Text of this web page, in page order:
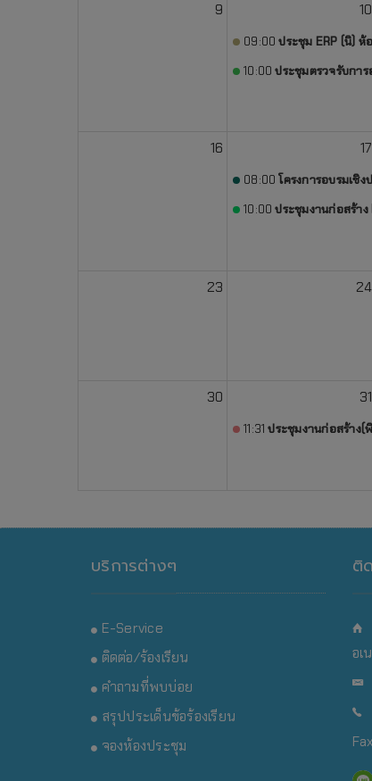
9 10
09:00 ประชุม ERP (นิ) ห้
10:00 ประชุมตรวจรับกา
16 17
08:00 โครงการอบรมเชิ
10:00 ประชุมงานก่อสร้า
23 24
30 31
11:31 ประชุมงานก่อสร้าง(
บริการต่างๆ
E-Service
ติดต่อ/ร้องเรียน
คำถามที่พบบ่อย
สรุปประเด็นข้อร้องเรียน
จองห้องประชุม
ติ
อเ